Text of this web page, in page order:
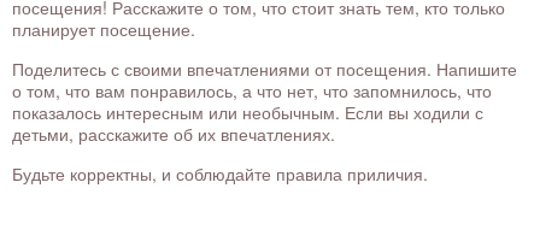
посещения! Расскажите о том, что стоит знать тем, кто только
планирует посещение.
Поделитесь с своими впечатлениями от посещения. Напишите
о том, что вам понравилось, а что нет, что запомнилось, что
показалось интересным или необычным. Если вы ходили с
детьми, расскажите об их впечатлениях.
Будьте корректны, и соблюдайте правила приличия.